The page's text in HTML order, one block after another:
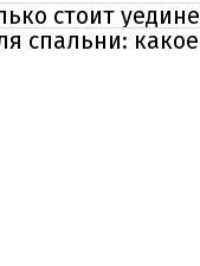
стоит
спальни: